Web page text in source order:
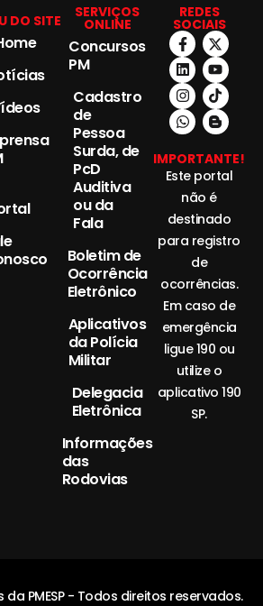
DO SITE SERVIÇOS
ONLINE
Concursos
PM
Cadastro
de
Pessoa
Surda, de
PcD
Auditiva
ou da
Fala
Boletim de
Ocorrência
Eletrônico
Aplicativos
da Polícia
Militar
Delegacia
Eletrônica
Informações
das
Rodovias
REDES
SOCIAIS
IMPORTANTE!
Este portal
não é
destinado
para registro
de
ocorrências.
Em caso de
emergência
ligue 190 ou
utilize o
aplicativo 190
SP.
PMESP - Todos direitos reservados.